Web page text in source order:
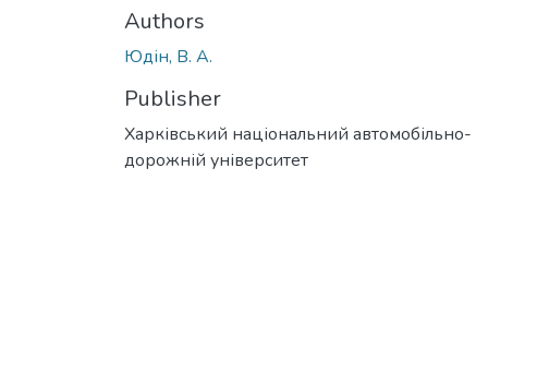
Authors
Юдін, В. А.
Publisher
Харківський національний автомобільно-
дорожній університет